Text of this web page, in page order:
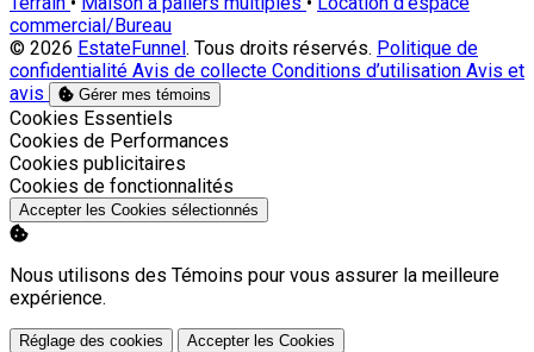
commercial/Bureau
© 2026 EstateFunnel. Tous droits réservés. Politique de
confidentialité Avis de collecte Conditions d’utilisation Avis et
avis
Gérer mes témoins
Activer
Cookies Essentiels
Activer
Cookies de Performances
Activer
Cookies publicitaires
Activer
Cookies de fonctionnalités
Accepter les Cookies sélectionnés
Nous utilisons des Témoins pour vous assurer la meilleure
expérience.
Réglage des cookies Accepter les Cookies